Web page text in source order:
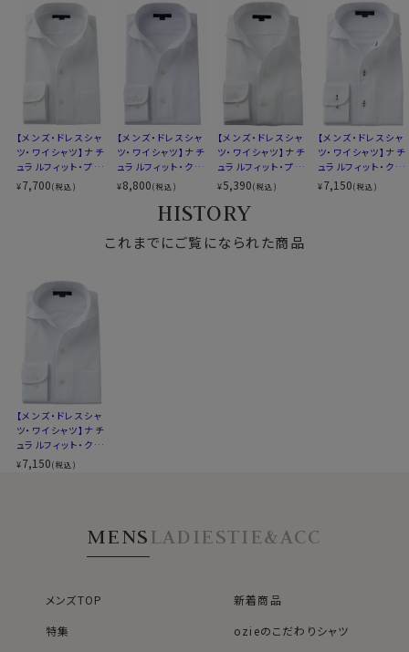
●クールマックス®エコメイド・ファイバー使用
100％再生ペットボトル素材から作られたクールマック
ス®エコメイド・ファイバーを使用。
ドライで快適な着心地を提供するとともに、環境にも配
慮したサスティナブル素材です。
●素材の違いで選ぶクールマックスシャツ
▼見た目や質感はよりナチュラルに、扱いやすさも欲しい
綿×ポリエステル混紡のクールマックス®ファブリック
にくいバランス型素材です。
ポリエステル100％のクールマックス®オールシーズン・
ファブリック
です。
ポリエステル100％・クールマックスはこちら→
＊クールマックス®（COOLMAX®）はThe LYCRA
●ワイドタイプのイタリアンカラーシャツ
なく、1枚の生地でつながって出来ているため、第一ボタ
ボタンにかけてきれいなロールが出るようになっていま
衿型
イタリアンカラー（ワンピースカラー）
ワイドカラー
第一ボタンあり
キーパー
前立て
バックダーツ入り
ポケット
ポケットあり
柄
織柄無地
カフス
ラウンドカット
アジャスタブル
コンバーチブルカフス
S-37～LL-43・3L-45・4L-47cm
全１２サイズ
スタイル
▼スポット商品につき再入荷はございませんのでご了承
ください
▼ナチュラルフィットとは？
後ろ身頃にダーツを入れて、ウエスト部分をやや絞ったス
タイルです。
になっています。
※43cm（LL）・45cm（3L）・47cm(4L)サイズにおいて
なサイズと同じ感覚でお選びください。
【メンズ・ドレスシャ
ツ・ワイシャツ】ナチ
ュラルフィット・プレ
ミアムコットン・形態
安定・イタリアンカ
¥7,700(税込)
【メンズ・ドレスシャ
ツ・ワイシャツ】ナチ
ュラルフィット・クー
ルマックス・オールシ
ーズン・ドライ・形態
安定・イタリアンカ
ラー・ワイドカラー・
第一ボタンあり・ポ
ケット無し
¥8,800(税込)
【メンズ・ドレスシャ
ツ・ワイシャツ】ナチ
ュラルフィット・プレ
ミアムコットン・形態
安定・イタリアンカ
ラー・ワイドカラー・
第一ボタンあり・SA
LE
¥5,390(税込)
【メンズ・ドレスシャ
ツ・ワイシャツ】ナチ
ュラルフィット・クー
ルマックス・ドライ・
形態安定・オックス
¥7,150(税込)
HISTORY
これまでにご覧になられた商品
【メンズ・ドレスシャ
ツ・ワイシャツ】ナチ
ュラルフィット・クー
ルマックス・ドライ・
形態安定・イタリア
¥7,150(税込)
MENSLADIESTIE&ACC
メンズTOP
新着商品
特集
ozieのこだわりシャツ